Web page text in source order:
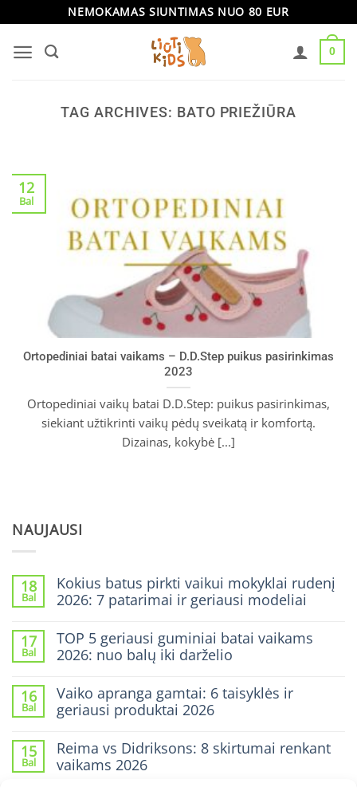
content
NEMOKAMAS SIUNTIMAS NUO 80 EUR
0
TAG ARCHIVES: BATO PRIEŽIŪRA
Ortopediniai batai vaikams – D.D.Step puikus pasirinkimas
2023
Ortopediniai vaikų batai D.D.Step: puikus pasirinkimas,
siekiant užtikrinti vaikų pėdų sveikatą ir komfortą.
Dizainas, kokybė [...]
12
Bal
NAUJAUSI
18
Bal
Kokius batus pirkti vaikui mokyklai rudenį
2026: 7 patarimai ir geriausi modeliai
komentarų
įraše
Kokius
batus
vaikui
mokyklai
rudenį
patarimai
ir
geriausi
17
Bal
TOP 5 geriausi guminiai batai vaikams
2026: nuo balų iki darželio
komentarų
įraše
TOP
5
guminiai
batai
vaikams
16
Bal
Vaiko apranga gamtai: 6 taisyklės ir
geriausi produktai 2026
komentarų
įraše
Vaiko
apranga
15
Bal
Reima vs Didriksons: 8 skirtumai renkant
vaikams 2026